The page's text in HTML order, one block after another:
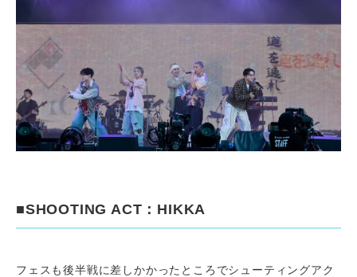
■SHOOTING ACT：HIKKA
フェスも後半戦に差しかかったところでシューティングアク